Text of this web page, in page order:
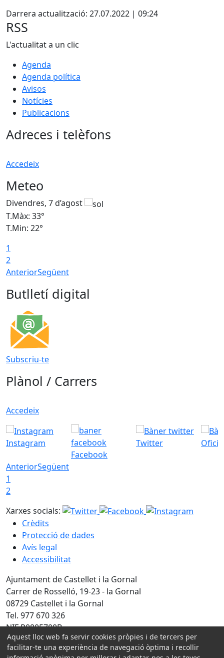
Darrera actualització: 27.07.2022 | 09:24
RSS
L'actualitat a un clic
Agenda
Agenda política
Avisos
Notícies
Publicacions
Adreces i telèfons
Accedeix
Meteo
Divendres, 7 d’agost
T.Màx: 33°
T.Min: 22°
1
2
AnteriorSegüent
Butlletí digital
Subscriu-te
Plànol / Carrers
Accedeix
Instagram
Facebook
Twitter
AnteriorSegüent
1
2
Xarxes socials:
Crèdits
Protecció de dades
Avís legal
Accessibilitat
Ajuntament de Castellet i la Gornal
Carrer de Rosselló, 19-23 - la Gornal
08729 Castellet i la Gornal
Tel. 977 670 326
NIF P0805700B
Amb la col·laboració de:
Aquest lloc web fa servir cookies pròpies i de tercers per
facilitar-te una experiència de navegació òptima i recollir